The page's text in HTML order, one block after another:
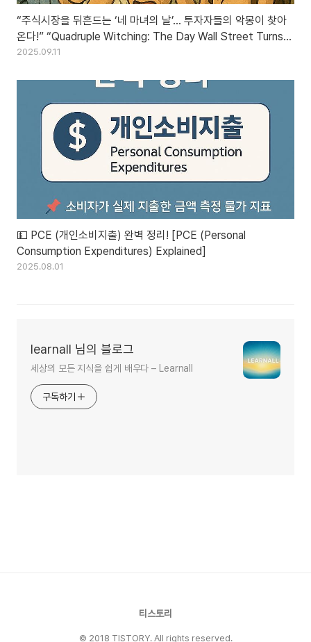
“주식시장을 뒤흔드는 ‘네 마녀의 날’… 투자자들의 악몽이 찾아
온다!” “Quadruple Witching: The Day Wall Street Turns
Into Chaos”
2025.09.11
💵 PCE (개인소비지출) 완벽 정리! [PCE (Personal
Consumption Expenditures) Explained]
2025.08.01
learnall 님의 블로그
세상의 모든 지식을 쉽게 배우다 – Learnall
구독하기
티스토리
© 2018 TISTORY. All rights reserved.